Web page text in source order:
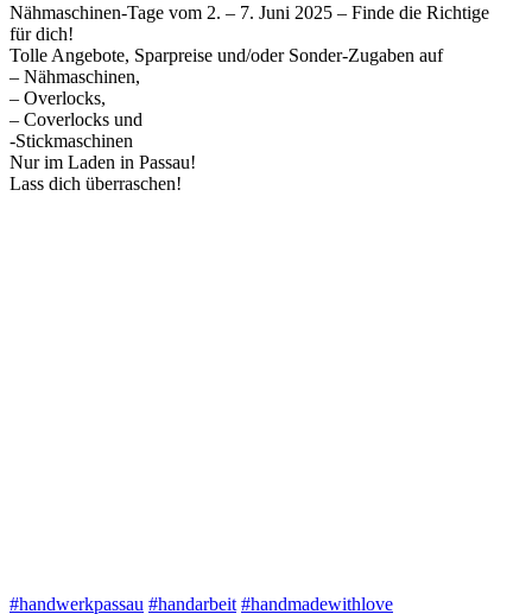
Nähmaschinen-Tage vom 2. – 7. Juni 2025 – Finde die Richtige
für dich!
Tolle Angebote, Sparpreise und/oder Sonder-Zugaben auf
– Nähmaschinen,
– Overlocks,
– Coverlocks und
-Stickmaschinen
Nur im Laden in Passau!
Lass dich überraschen!
#handwerkpassau #handarbeit #handmadewithlove